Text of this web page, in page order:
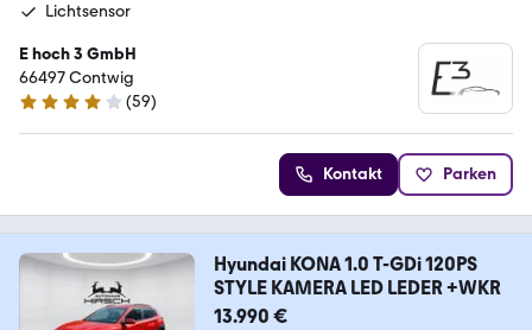
Lichtsensor
E hoch 3 GmbH
66497 Contwig
4.2 Sterne
(59)
Kontakt Parken
Hyundai KONA 1.0 T-GDi 120PS
STYLE KAMERA LED LEDER +WKR
13.990 €